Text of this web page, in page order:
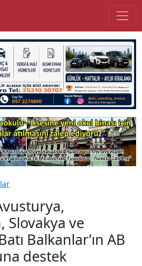
Slovakya ve
Balkanlar’ın AB
destek